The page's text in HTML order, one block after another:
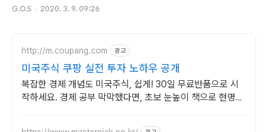
G.O.S 2020. 3. 9. 09:26
http://m.coupang.com 광고
미국주식 쿠팡 실전 투자 노하우 공개
복잡한 경제 개념도 미국주식, 쉽게! 30일 무료반품으로 시
작하세요. 경제 공부 막막했다면, 초보 눈높이 책으로 현명한